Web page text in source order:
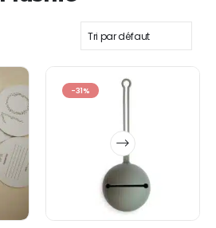
-31%
Ce
produit
a
plusieurs
variations.
Les